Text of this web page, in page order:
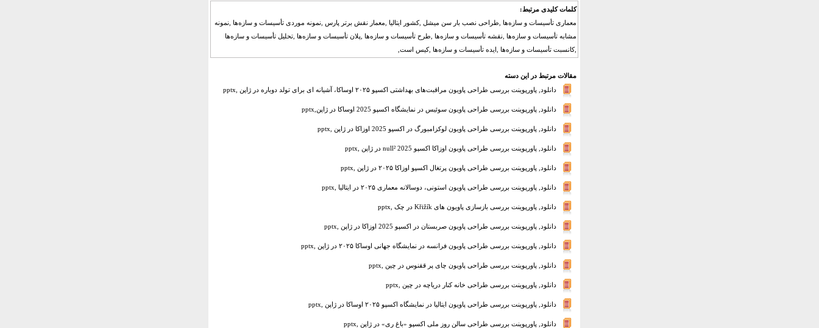
کلمات کلیدی مرتبط:
معماری تأسیسات و سازه‌ها ,طراحی نصب بار سن میشل ,کشور ایتالیا ,معمار نقش برتر پارس ,نمونه موردی تأسیسات و سازه‌ها ,نمونه
مشابه تأسیسات و سازه‌ها ,نقشه تأسیسات و سازه‌ها ,طرح تأسیسات و سازه‌ها ,پلان تأسیسات و سازه‌ها ,تحلیل تأسیسات و سازه‌ها
,کانسبت تأسیسات و سازه‌ها ,ایده تأسیسات و سازه‌ها ,کیس است,
مقالات مرتبط در این دسته
دانلود, پاورپوینت بررسی طراحی پاویون مراقبت‌های بهداشتی اکسپو ۲۰۲۵ اوساکا، آشیانه ای برای تولد دوباره در ژاپن ,pptx
دانلود, پاورپوینت بررسی طراحی پاویون سوئیس در نمایشگاه اکسپو 2025 اوساکا در ژاپن,pptx
دانلود, پاورپوینت بررسی طراحی پاویون لوکزامبورگ در اکسپو 2025 اوزاکا در ژاپن ,pptx
دانلود, پاورپوینت بررسی طراحی پاویون اوزاکا اکسپو 2025 null² در ژاپن ,pptx
دانلود, پاورپوینت بررسی طراحی پاویون پرتغال اکسپو اوزاکا ۲۰۲۵ در ژاپن ,pptx
دانلود, پاورپوینت بررسی طراحی پاویون استونی، دوسالانه معماری ۲۰۲۵ در ایتالیا ,pptx
دانلود, پاورپوینت بررسی بازسازی پاویون های Křižík در چک ,pptx
دانلود, پاورپوینت بررسی طراحی پاویون صربستان در اکسپو 2025 اوزاکا در ژاپن ,pptx
دانلود, پاورپوینت بررسی طراحی پاویون فرانسه در نمایشگاه جهانی اوساکا ۲۰۲۵ در ژاپن ,pptx
دانلود, پاورپوینت بررسی طراحی پاویون چای پر ققنوس در چین ,pptx
دانلود, پاورپوینت بررسی طراحی خانه کنار دریاچه در چین ,pptx
دانلود, پاورپوینت بررسی طراحی پاویون ایتالیا در نمایشگاه اکسپو ۲۰۲۵ اوساکا در ژاپن ,pptx
دانلود, پاورپوینت بررسی طراحی سالن روز ملی اکسپو «باغ ری» در ژاپن ,pptx